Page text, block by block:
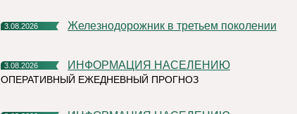
3.08.2026 Железнодорожник в третьем поколении
3.08.2026 ИНФОРМАЦИЯ НАСЕЛЕНИЮ
ОПЕРАТИВНЫЙ ЕЖЕДНЕВНЫЙ ПРОГНОЗ